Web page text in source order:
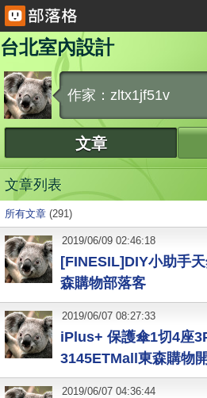
台北室內設計
作家：zltx1jf51v
文章
文章列表
所有文章 (291)
[FINESIL]DIY小助手
森購物部落客
2019/06/09 02:46:18
iPlus+ 保護傘1切4座
3145ETMall東森購物
2019/06/07 08:27:33
2019/06/07 04:36:44